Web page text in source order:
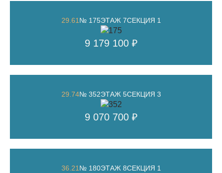
29.61№ 175ЭТАЖ 7СЕКЦИЯ 1
9 179 100 ₽
29.74№ 352ЭТАЖ 5СЕКЦИЯ 3
9 070 700 ₽
36.21№ 180ЭТАЖ 8СЕКЦИЯ 1